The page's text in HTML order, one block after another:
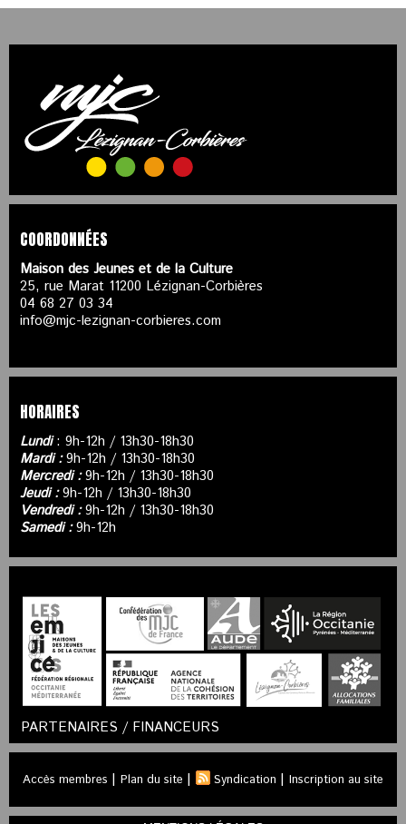
COORDONNÉES
Maison des Jeunes et de la Culture
25, rue Marat 11200 Lézignan-Corbières
04 68 27 03 34
info@mjc-lezignan-corbieres.com
HORAIRES
Lundi: 9h-12h / 13h30-18h30
Mardi :9h-12h / 13h30-18h30
Mercredi :9h-12h / 13h30-18h30
Jeudi :9h-12h / 13h30-18h30
Vendredi :9h-12h / 13h30-18h30
Samedi :9h-12h
PARTENAIRES / FINANCEURS
Accès membres | Plan du site | Syndication | Inscription au site